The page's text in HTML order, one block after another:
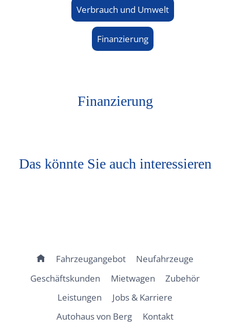
Verbrauch und Umwelt
Finanzierung
Finanzierung
Das könnte Sie auch interessieren
Fahrzeugangebot
Neufahrzeuge
Geschäftskunden
Mietwagen
Zubehör
Leistungen
Jobs & Karriere
Autohaus von Berg
Kontakt